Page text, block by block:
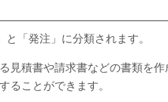
「発注」に分類されます。
見積書や請求書などの書類を
ることができます。